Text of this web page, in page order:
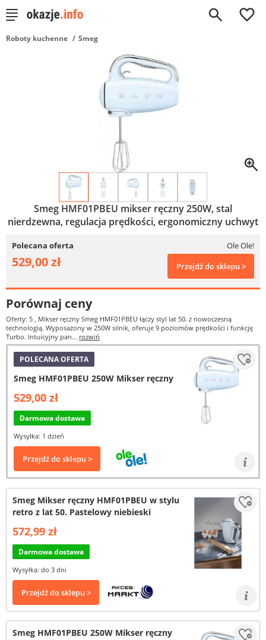
0
Roboty kuchenne Smeg
Smeg HMF01PBEU mikser ręczny 250W, stal
nierdzewna, regulacja prędkości, ergonomiczny uchwyt
Polecana oferta Ole Ole!
529,00 zł Przejdź do sklepu >
Porównaj ceny
Oferty: 5 , Mikser ręczny Smeg HMF01PBEU łączy styl lat 50. z nowoczesną
technologią. Wyposażony w 250W silnik, oferuje 9 poziomów prędkości i funkcję
Turbo. Intuicyjny pan... rozwiń
POLECANA OFERTA
Smeg HMF01PBEU 250W Mikser ręczny
529,00 zł
Darmowa dostawa
Wysyłka: 1 dzień
Przejdź do sklepu >
Smeg Mikser ręczny HMF01PBEU w stylu
retro z lat 50. Pastelowy niebieski
572,99 zł
Darmowa dostawa
Wysyłka: do 3 dni
Przejdź do sklepu >
Smeg HMF01PBEU 250W Mikser ręczny